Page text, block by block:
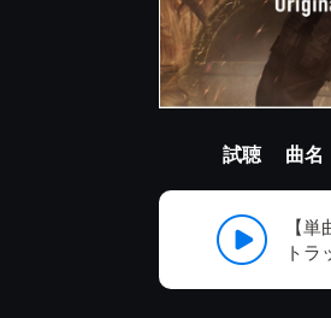
試聴 曲名
【
トラ